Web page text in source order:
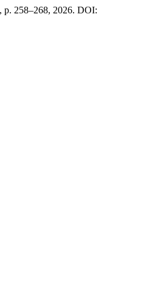
p. 258–268, 2026. DOI: